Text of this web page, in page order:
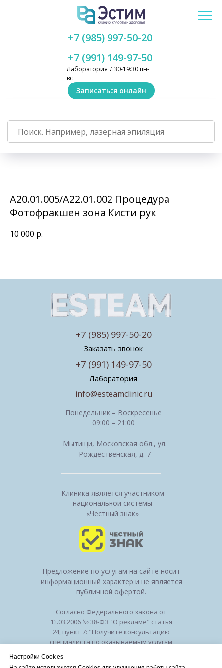
Лаборатория 7:30-19:30 пн-
вс
+7 (991) 149-97-50
+7 (985) 997-50-20
Записаться онлайн
А20.01.005/А22.01.002 Процедура
Фотофракшен зона Кисти рук
10 000 р.
Клиника является участником
национальной системы
«Честный знак»
Понедельник – Воскресенье
09:00 – 21:00
Мытищи, Московская обл., ул.
Рождественская, д. 7
Заказать звонок
Лаборатория
info@esteamclinic.ru
+7 (991) 149-97-50
+7 (985) 997-50-20
Предложение по услугам на сайте носит
информационный характер и не является
публичной офертой.
Согласно Федерального закона от
13.03.2006 № 38-ФЗ "О рекламе" статья
24, пункт 7: "Получите консультацию
специалиста по оказываемым услугам
Настройки Cookies